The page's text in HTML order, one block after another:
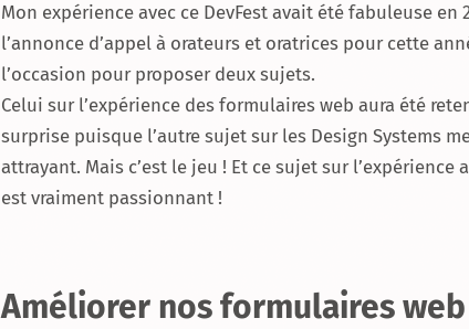
Mon expérience avec ce DevFest avait été fabuleuse en
l’annonce d’appel à orateurs et oratrices pour cette
l’occasion pour proposer deux sujets.
Celui sur l’expérience des formulaires web aura été
surprise puisque l’autre sujet sur les Design Systems
attrayant. Mais c’est le jeu ! Et ce sujet sur
est vraiment passionnant !
Améliorer nos formulaires web